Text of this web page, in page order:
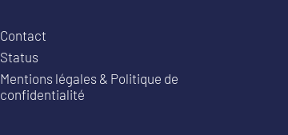
Contact
Status
Mentions légales & Politique de
confidentialité